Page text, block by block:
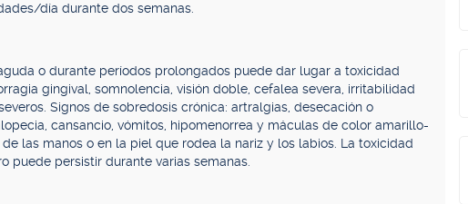
día durante dos semanas.
o durante períodos prolongados puede dar lugar a toxicidad
gingival, somnolencia, visión doble, cefalea severa, irritabilidad
Signos de sobredosis crónica: artralgias, desecación o
cansancio, vómitos, hipomenorrea y máculas de color amarillo-
las manos o en la piel que rodea la nariz y los labios. La toxicidad
puede persistir durante varias semanas.